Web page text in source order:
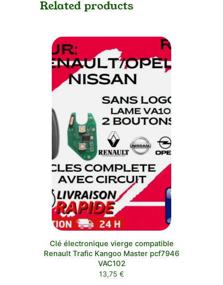
Related products
Clé électronique vierge compatible
Renault Trafic Kangoo Master pcf7946
VAC102
13,75 €